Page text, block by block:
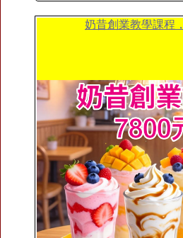
奶昔創業教學課程